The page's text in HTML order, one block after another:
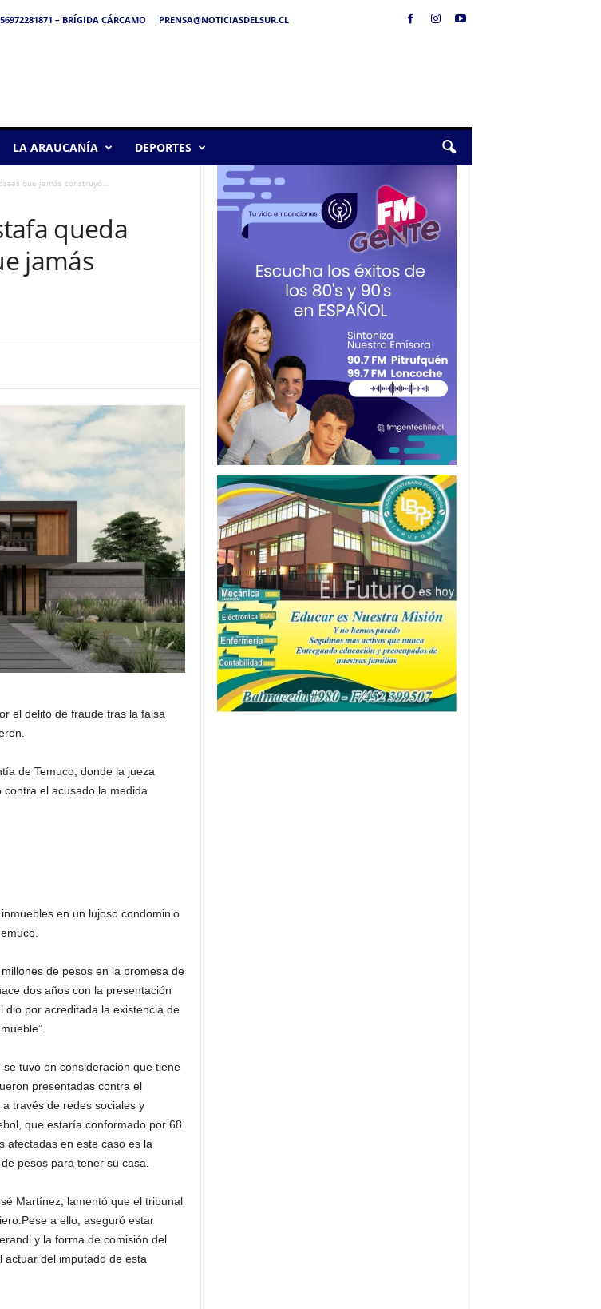
– BRÍGIDA CÁRCAMO
PRENSA@NOTICIASDELSUR.CL
LA ARAUCANÍA DEPORTES
que jamás construyó...
queda
jamás
el delito de fraude tras la falsa
de Temuco, donde la jueza
el acusado la medida
en un lujoso condominio
de pesos en la promesa de
dos años con la presentación
dio por acreditada la existencia de
tuvo en consideración que tiene
presentadas contra el
través de redes sociales y
que estaría conformado por 68
afectadas en este caso es la
pesos para tener su casa.
Martínez, lamentó que el tribunal
a ello, aseguró estar
y la forma de comisión del
actuar del imputado de esta